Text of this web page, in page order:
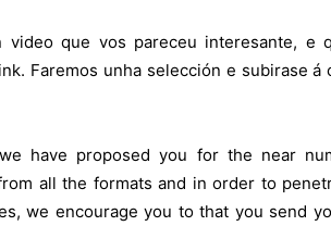
video que vos pareceu interesante, e
Faremos unha selección e subirase á
have proposed you for the near
all the formats and in order to
we encourage you to that you send